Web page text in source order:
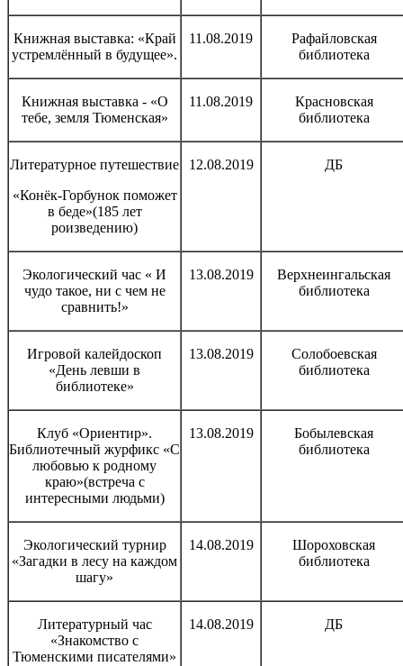
Книжная выставка: «Край
устремлённый в будущее».
11.08.2019
Рафайловская
библиотека
Книжная выставка - «О
тебе, земля Тюменская»
11.08.2019
Красновская
библиотека
Литературное путешествие
«Конёк-Горбунок поможет
в беде»(185 лет
роизведению)
12.08.2019 ДБ
Экологический час « И
чудо такое, ни с чем не
сравнить!»
13.08.2019
Верхнеингальская
библиотека
Игровой калейдоскоп
«День левши в
библиотеке»
13.08.2019
Солобоевская
библиотека
Клуб «Ориентир».
Библиотечный журфикс «С
любовью к родному
краю»(встреча с
интересными людьми)
13.08.2019
Бобылевская
библиотека
Экологический турнир
«Загадки в лесу на каждом
шагу»
14.08.2019
Шороховская
библиотека
Литературный час
«Знакомство с
Тюменскими писателями»
14.08.2019 ДБ